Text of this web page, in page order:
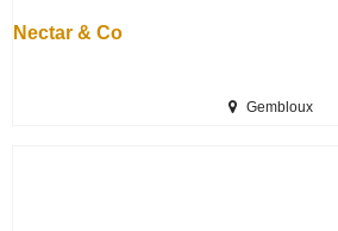
Nectar & Co
Gembloux